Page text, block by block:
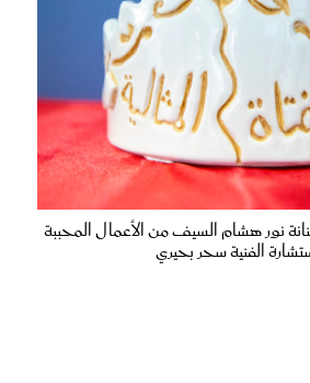
نور هشام السيف من الأعمال المحببة
الفنية سحر بحيري